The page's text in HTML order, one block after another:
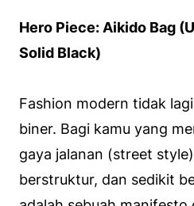
Hero Piece: Aikido Bag
Solid Black)
Fashion modern tidak
biner. Bagi kamu yang
gaya jalanan (street style
berstruktur, dan sedikit